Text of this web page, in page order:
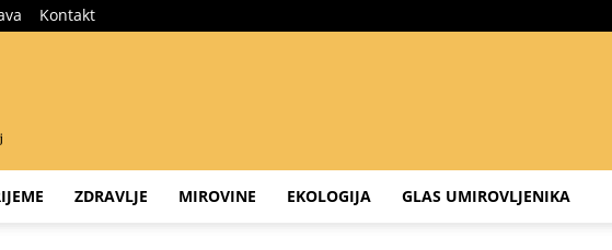
Kontakt
ZDRAVLJE MIROVINE EKOLOGIJA GLAS UMIROVLJENIKA